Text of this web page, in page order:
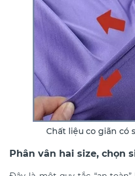
Chất liệu co giãn có
Phân vân hai size, chọn